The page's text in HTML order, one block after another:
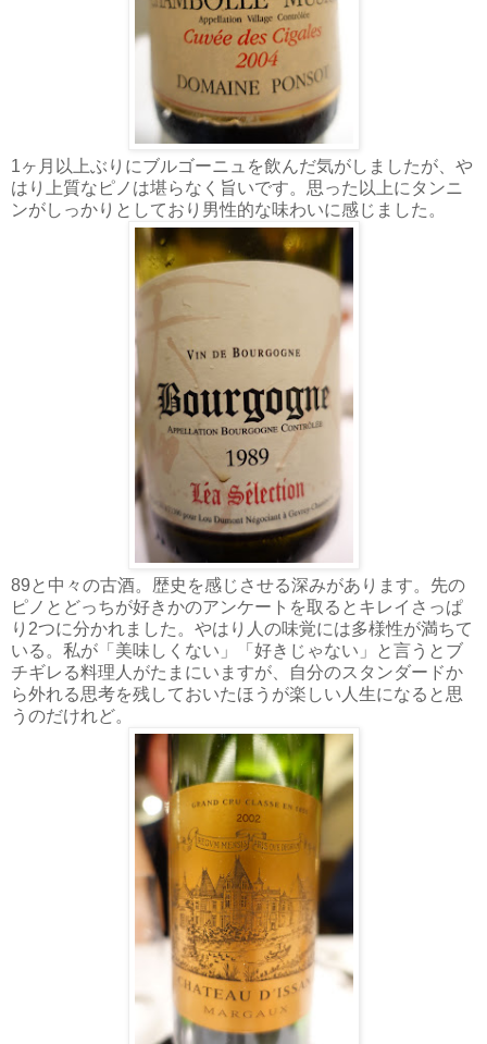
1ヶ月以上ぶりにブルゴーニュを飲んだ気がしましたが、や
はり上質なピノは堪らなく旨いです。思った以上にタンニ
ンがしっかりとしており男性的な味わいに感じました。
89と中々の古酒。歴史を感じさせる深みがあります。先の
ピノとどっちが好きかのアンケートを取るとキレイさっぱ
り2つに分かれました。やはり人の味覚には多様性が満ちて
いる。私が「美味しくない」「好きじゃない」と言うとブ
チギレる料理人がたまにいますが、自分のスタンダードか
ら外れる思考を残しておいたほうが楽しい人生になると思
うのだけれど。